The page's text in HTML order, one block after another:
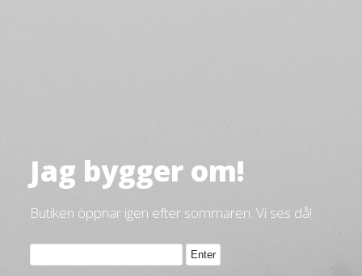
Jag bygger om!
Butiken öppnar igen efter sommaren. Vi ses då!